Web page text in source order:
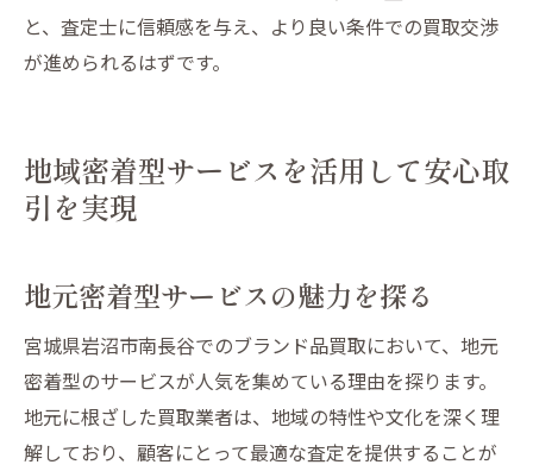
と、査定士に信頼感を与え、より良い条件での買取交渉
が進められるはずです。
地域密着型サービスを活用して安心取
引を実現
地元密着型サービスの魅力を探る
宮城県岩沼市南長谷でのブランド品買取において、地元
密着型のサービスが人気を集めている理由を探ります。
地元に根ざした買取業者は、地域の特性や文化を深く理
解しており、顧客にとって最適な査定を提供することが